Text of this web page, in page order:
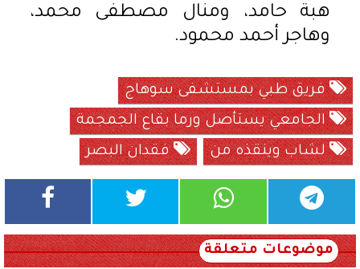
هبة حامد، ومنال مصطفى محمد،
وهاجر أحمد محمود.
فريق طبي بمستشفى سوهاج
الجامعي يستأصل ورما بقاع الجمجمة
لشاب وينقذه من
فقدان البصر
موضوعات متعلقة